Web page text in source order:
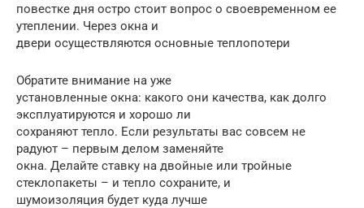
повестке дня остро стоит вопрос о своевременном ее
утеплении. Через окна и
двери осуществляются основные теплопотери
Обратите внимание на уже
установленные окна: какого они качества, как долго
эксплуатируются и хорошо ли
сохраняют тепло. Если результаты вас совсем не
радуют – первым делом заменяйте
окна. Делайте ставку на двойные или тройные
стеклопакеты – и тепло сохраните, и
шумоизоляция будет куда лучше